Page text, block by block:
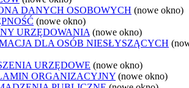
DANYCH OSOBOWYCH (nowe okno)
(nowe okno)
URZĘDOWANIA (nowe okno)
DLA OSÓB NIESŁYSZĄCYCH
URZĘDOWE (nowe okno)
ORGANIZACYJNY (nowe okno)